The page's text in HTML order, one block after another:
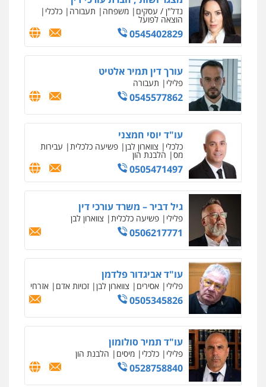
נדל"ן / עסקים משפחה תעבורה כלכלי
הוצאה לפועל
0545402829
עורך דין תמיר אלטיט
פלילי תעבורה
0545577862
עו"ד יוסי חמצני
כלכלי צווארון לבן פשיעה כלכלית עבירות
מס הלבנת הון
0505471497
גיל דביר – משרד עורכי דין
פלילי פשיעה כלכלית צווארון לבן
0506217771
עו"ד אביגדור פלדמן
פלילי אסירים צווארון לבן זכויות אדם אזרחי
0505345826
עו"ד תמיר סולומון
פלילי כלכלי מיסים הלבנת הון
0528758840